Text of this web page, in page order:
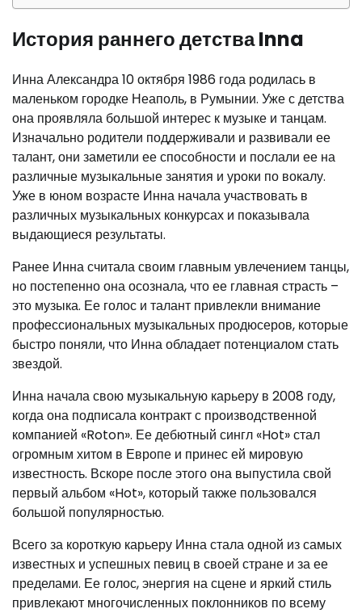
История раннего детства Inna
Инна Александра 10 октября 1986 года родилась в
маленьком городке Неаполь, в Румынии. Уже с детства
она проявляла большой интерес к музыке и танцам.
Изначально родители поддерживали и развивали ее
талант, они заметили ее способности и послали ее на
различные музыкальные занятия и уроки по вокалу.
Уже в юном возрасте Инна начала участвовать в
различных музыкальных конкурсах и показывала
выдающиеся результаты.
Ранее Инна считала своим главным увлечением танцы,
но постепенно она осознала, что ее главная страсть –
это музыка. Ее голос и талант привлекли внимание
профессиональных музыкальных продюсеров, которые
быстро поняли, что Инна обладает потенциалом стать
звездой.
Инна начала свою музыкальную карьеру в 2008 году,
когда она подписала контракт с производственной
компанией «Roton». Ее дебютный сингл «Hot» стал
огромным хитом в Европе и принес ей мировую
известность. Вскоре после этого она выпустила свой
первый альбом «Hot», который также пользовался
большой популярностью.
Всего за короткую карьеру Инна стала одной из самых
известных и успешных певиц в своей стране и за ее
пределами. Ее голос, энергия на сцене и яркий стиль
привлекают многочисленных поклонников по всему